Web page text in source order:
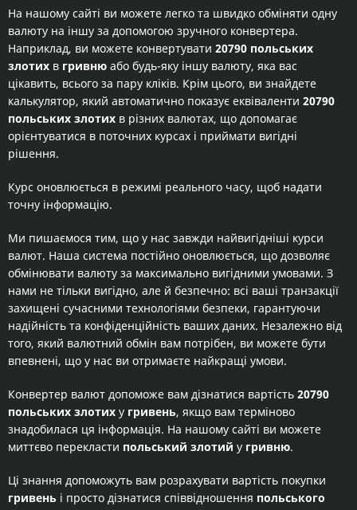
На нашому сайті ви можете легко та швидко обміняти одну
валюту на іншу за допомогою зручного конвертера.
Наприклад, ви можете конвертувати 20790 польських
злотих в гривню або будь-яку іншу валюту, яка вас
цікавить, всього за пару кліків. Крім цього, ви знайдете
калькулятор, який автоматично показує еквіваленти 20790
польських злотих в різних валютах, що допомагає
орієнтуватися в поточних курсах і приймати вигідні
рішення.
Курс оновлюється в режимі реального часу, щоб надати
точну інформацію.
Ми пишаємося тим, що у нас завжди найвигідніші курси
валют. Наша система постійно оновлюється, що дозволяє
обмінювати валюту за максимально вигідними умовами. З
нами не тільки вигідно, але й безпечно: всі ваші транзакції
захищені сучасними технологіями безпеки, гарантуючи
надійність та конфіденційність ваших даних. Незалежно від
того, який валютний обмін вам потрібен, ви можете бути
впевнені, що у нас ви отримаєте найкращі умови.
Конвертер валют допоможе вам дізнатися вартість 20790
польських злотих у гривень, якщо вам терміново
знадобилася ця інформація. На нашому сайті ви можете
миттєво перекласти польський злотий у гривню.
Ці знання допоможуть вам розрахувати вартість покупки
гривень і просто дізнатися співвідношення польського